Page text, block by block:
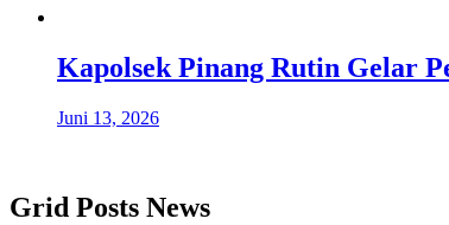
Kapolsek Pinang Rutin Gelar
Juni 13, 2026
Grid Posts News